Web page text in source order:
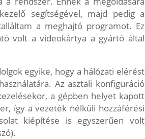
segítségével, majd pedig a
a meghajtó programot. Ez
volt a videokártya a gyártó által
egyike, hogy a hálózati elérést
Az asztali konfiguráció
a gépben helyet kapott
így a vezeték nélküli hozzáférési
kiépítése is egyszerűen volt